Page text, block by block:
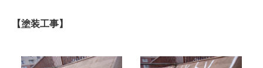
【塗装工事】